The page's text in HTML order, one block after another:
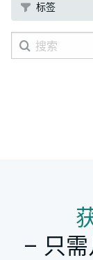
标签
– 只